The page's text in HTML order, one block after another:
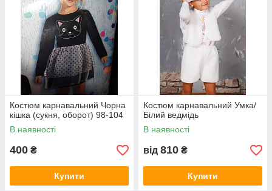
Костюм карнавальний Чорна
кішка (сукня, оборот) 98-104
В наявності
400 ₴
Купити
Костюм карнавальний Умка/
Білий ведмідь
В наявності
від 810 ₴
Купити